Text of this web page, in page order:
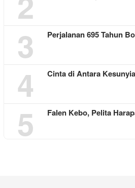
3 Perjalanan 695 Tahun
4 Cinta di Antara
5 Falen Kebo, Pelita